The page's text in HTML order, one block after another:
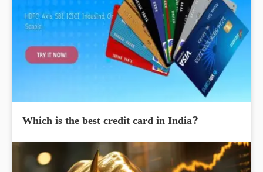
Which is the best credit card in India?